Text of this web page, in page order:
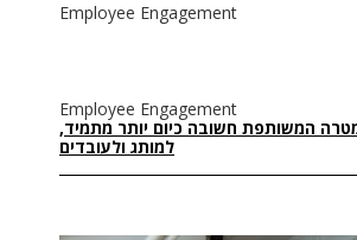
Employee Engagement
Employee Engagement
המשותפת חשובה כיום יותר מתמיד,
למותג ולעובדים